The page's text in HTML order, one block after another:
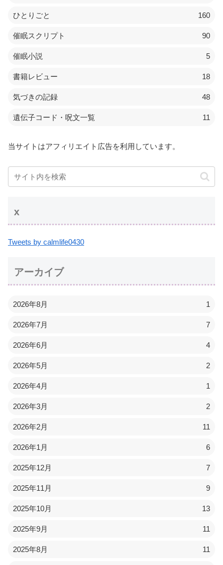
ひとりごと 160
催眠スクリプト 90
催眠小説 5
書籍レビュー 18
気づきの記録 48
遺伝子コード・呪文一覧 11
当サイトはアフィリエイト広告を利用しています。
x
Tweets by calmlife0430
アーカイブ
2026年8月 1
2026年7月 7
2026年6月 4
2026年5月 2
2026年4月 1
2026年3月 2
2026年2月 11
2026年1月 6
2025年12月 7
2025年11月 9
2025年10月 13
2025年9月 11
2025年8月 11